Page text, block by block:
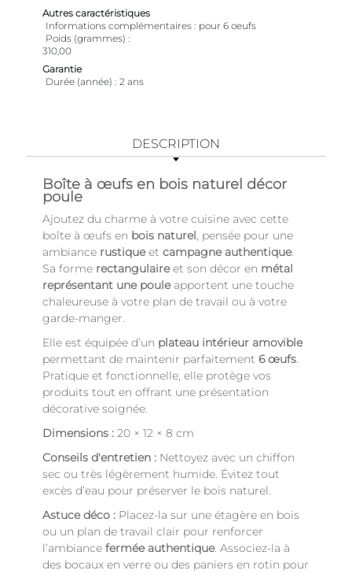
Autres caractéristiques
Informations complémentaires
pour 6 oeufs
Poids (grammes)
310,00
Garantie
Durée (année)
2 ans
DESCRIPTION
Boîte à œufs en bois naturel décor
poule
Ajoutez du charme à votre cuisine avec cette
boîte à œufs en bois naturel, pensée pour une
ambiance rustiqueet campagne authentique.
Sa forme rectangulaireet son décor en métal
représentant une pouleapportent une touche
chaleureuse à votre plan de travail ou à votre
garde-manger.
Elle est équipée d’un plateau intérieur amovible
permettant de maintenir parfaitement 6 œufs.
Pratique et fonctionnelle, elle protège vos
produits tout en offrant une présentation
décorative soignée.
Dimensions : 20 × 12 × 8 cm
Conseils d'entretien : Nettoyez avec un chiffon
sec ou très légèrement humide. Évitez tout
excès d’eau pour préserver le bois naturel.
Astuce déco : Placez-la sur une étagère en bois
ou un plan de travail clair pour renforcer
l’ambiance fermée authentique. Associez-la à
des bocaux en verre ou des paniers en rotin pour